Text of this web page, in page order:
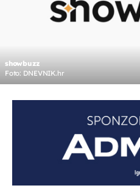
showbuzz
Foto: DNEVNIK.hr